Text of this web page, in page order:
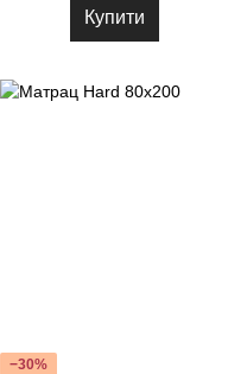
Купити
−30%